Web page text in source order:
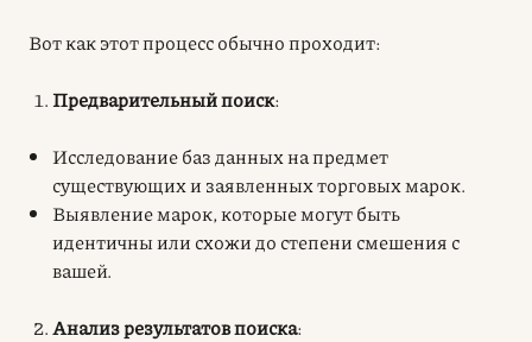
Вот как этот процесс обычно проходит:
Предварительный поиск:
Исследование баз данных на предмет
существующих и заявленных торговых марок.
Выявление марок, которые могут быть
идентичны или схожи до степени смешения с
вашей.
Анализ результатов поиска: